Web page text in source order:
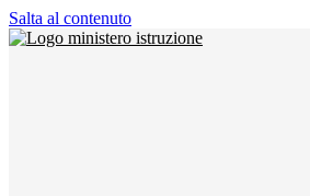
Salta al contenuto